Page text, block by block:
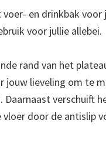
en drinkbak voor
voor jullie allebei.
rand van het
jouw lieveling om te
Daarnaast verschuift
vloer door de antislip